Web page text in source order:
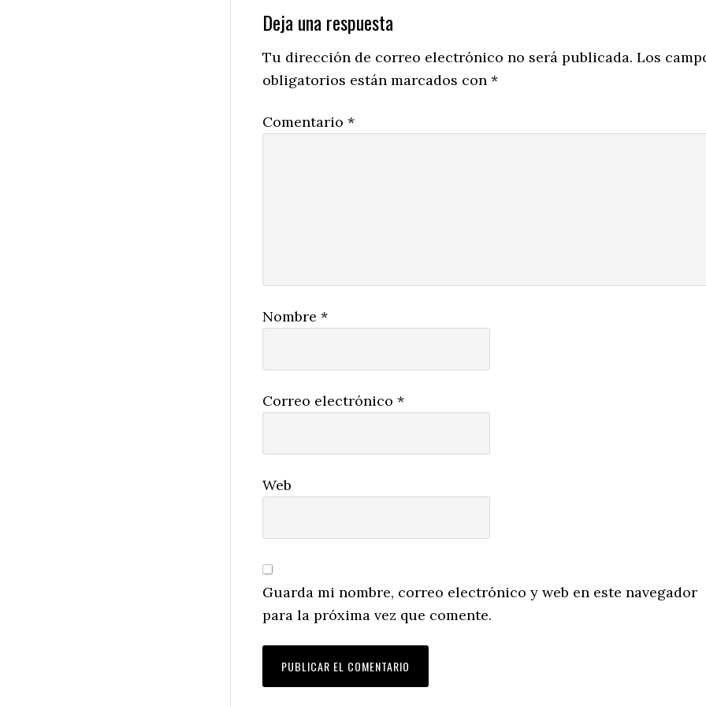
Reader
Interactions
Deja una respuesta
Tu dirección de correo electrónico no será publicada. Los
obligatorios están marcados con *
Comentario *
Nombre *
Correo electrónico *
Web
Guarda mi nombre, correo electrónico y web en este navegador
para la próxima vez que comente.